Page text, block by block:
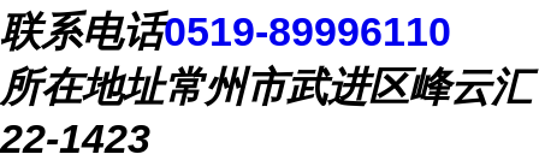
联系电话0519-89996110
所在地址常州市武进区峰云汇
22-1423